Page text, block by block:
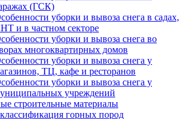
(ГСК)
уборки и вывоза снега в садах,
и в частном секторе
уборки и вывоза снега во
многоквартирных домов
уборки и вывоза снега у
ТЦ, кафе и ресторанов
уборки и вывоза снега у
учреждений
строительные материалы
горных пород